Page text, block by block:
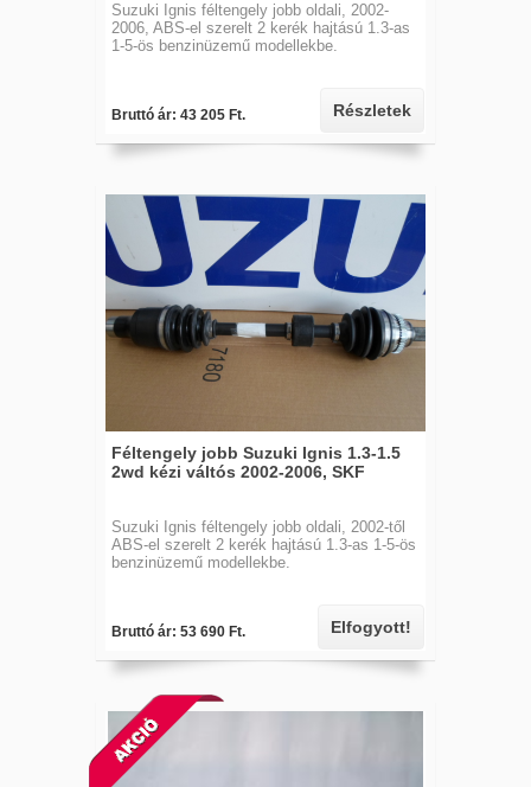
Suzuki Ignis féltengely jobb oldali, 2002-
2006, ABS-el szerelt 2 kerék hajtású 1.3-as
1-5-ös benzinüzemű modellekbe.
Bruttó ár: 43 205 Ft. Részletek
Féltengely jobb Suzuki Ignis 1.3-1.5
2wd kézi váltós 2002-2006, SKF
Suzuki Ignis féltengely jobb oldali, 2002-től
ABS-el szerelt 2 kerék hajtású 1.3-as 1-5-ös
benzinüzemű modellekbe.
Bruttó ár: 53 690 Ft. Elfogyott!